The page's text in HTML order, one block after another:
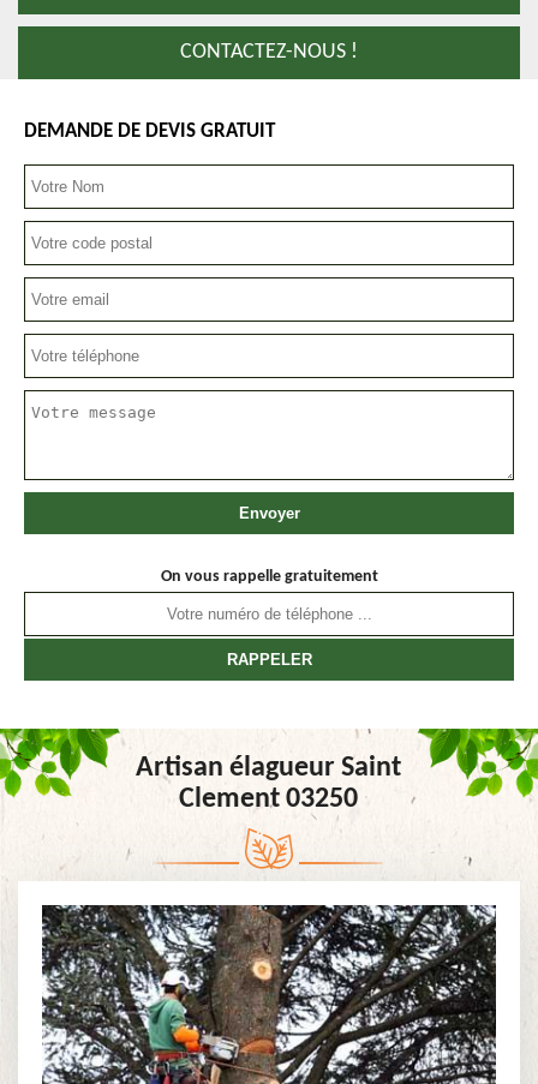
CONTACTEZ-NOUS !
DEMANDE DE DEVIS GRATUIT
On vous rappelle gratuitement
Artisan élagueur Saint
Clement 03250